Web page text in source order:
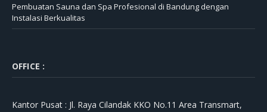
Pembuatan Sauna dan Spa Profesional di Bandung dengan
Instalasi Berkualitas
OFFICE :
Kantor Pusat : Jl. Raya Cilandak KKO No.11 Area Transmart,